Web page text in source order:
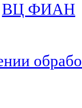
ВЦ ФИАН